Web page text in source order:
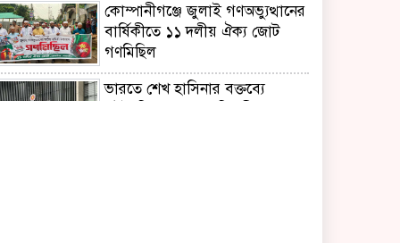
কোম্পানীগঞ্জে জুলাই গণঅভ্যুত্থানের
বার্ষিকীতে ১১ দলীয় ঐক্য জোট
গণমিছিল
ভারতে শেখ হাসিনার বক্তব্যে